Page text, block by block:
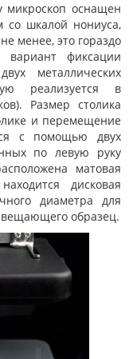
микроскоп оснащен
со шкалой нониуса,
менее, это гораздо
фиксации
металлических
реализуется в
Размер столика
и перемещение
с помощью двух
по левую руку
матовая
дисковая
диаметра для
образец.